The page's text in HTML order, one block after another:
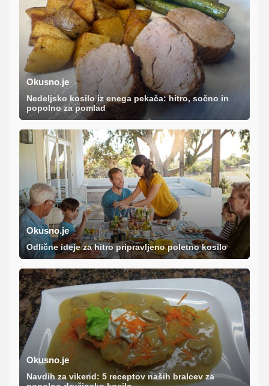
Okusno.je
Nedeljsko kosilo iz enega pekača: hitro, sočno in
popolno za pomlad
Okusno.je
Odlične ideje za hitro pripravljeno poletno kosilo
Okusno.je
Navdih za vikend: 5 receptov naših bralcev za